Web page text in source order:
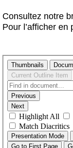
Consultez notre
Pour l’afficher en